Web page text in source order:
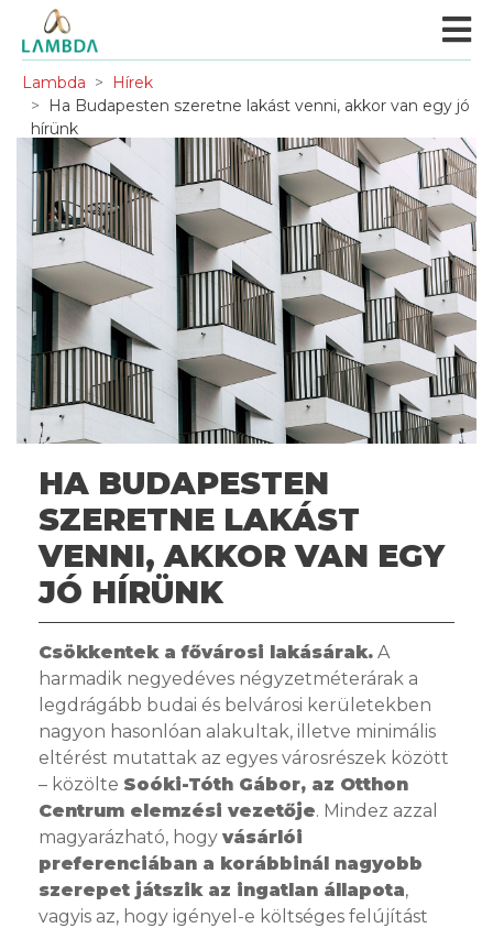
Lambda
Hírek
Ha Budapesten szeretne lakást venni, akkor van egy jó
hírünk
HA BUDAPESTEN
SZERETNE LAKÁST
VENNI, AKKOR VAN EGY
JÓ HÍRÜNK
Csökkentek a fővárosi lakásárak. A
harmadik negyedéves négyzetméterárak a
legdrágább budai és belvárosi kerületekben
nagyon hasonlóan alakultak, illetve minimális
eltérést mutattak az egyes városrészek között
– közölte Soóki-Tóth Gábor, az Otthon
Centrum elemzési vezetője. Mindez azzal
magyarázható, hogy vásárlói
preferenciában a korábbinál nagyobb
szerepet játszik az ingatlan állapota,
vagyis az, hogy igényel-e költséges felújítást